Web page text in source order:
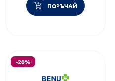
ПОРЪЧАЙ
-20%